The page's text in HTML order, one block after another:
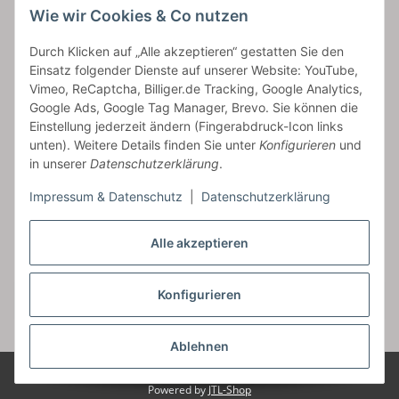
Alle akzeptieren
Konfigurieren
Ablehnen
Wie wir Cookies & Co nutzen
Durch Klicken auf „Alle akzeptieren“ gestatten Sie den
Einsatz folgender Dienste auf unserer Website: YouTube,
Vimeo, ReCaptcha, Billiger.de Tracking, Google Analytics,
Google Ads, Google Tag Manager, Brevo. Sie können die
Einstellung jederzeit ändern (Fingerabdruck-Icon links
unten). Weitere Details finden Sie unter Konfigurieren und
in unserer Datenschutzerklärung.
Impressum & Datenschutz Datenschutzerklärung
Artikelinformationen
Frieslandstr. 44 | 26446 Reepsholt
Fon 04468-9479855-0 | Fax -9
Vertrag widerrufen
* Alle Preise inkl. gesetzlicher USt., zzgl.Versand
© Carls GmbH
Alle Bilder sind unser Eigentum!
Powered by JTL-Shop